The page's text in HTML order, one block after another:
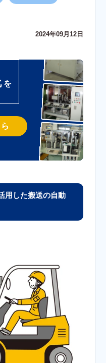
2024年09月12日
を
用した搬送の自動